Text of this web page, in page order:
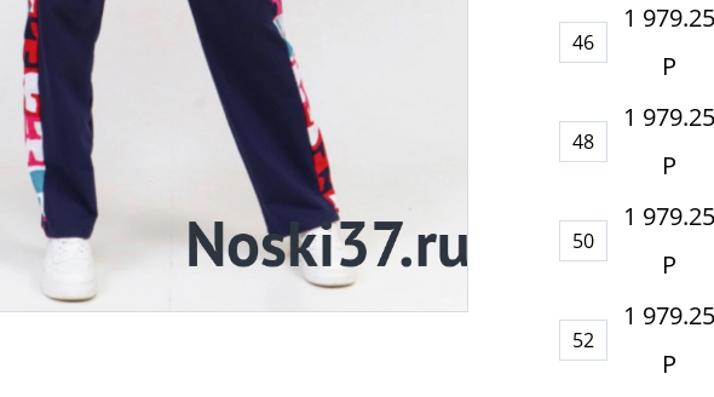
46
1 979.25
Р
48
1 979.25
Р
50
1 979.25
Р
52
1 979.25
Р